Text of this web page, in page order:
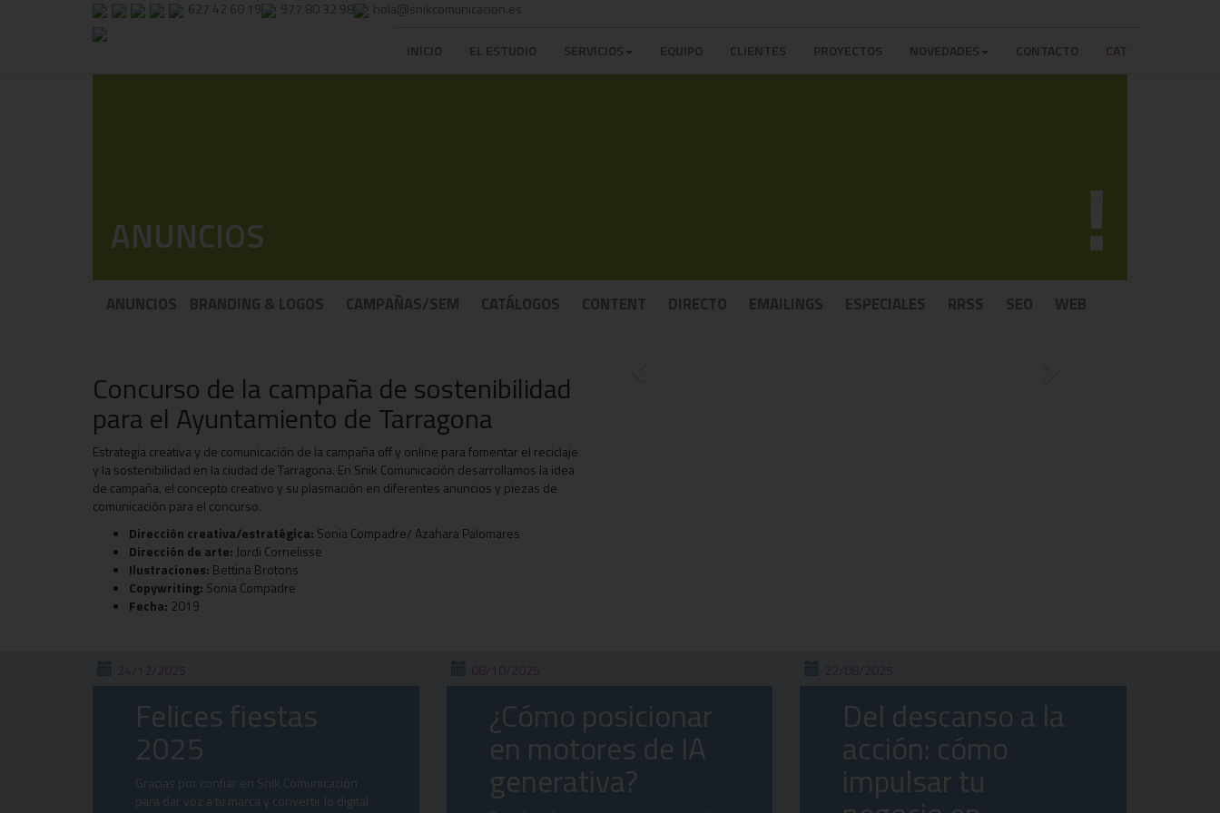
627 42 60 19 977 80 32 98 hola@snikcomunicacion.es
INICIO EL ESTUDIO SERVICIOS EQUIPO CLIENTES PROYECTOS NOVEDADES CONTACTO CAT
!
ANUNCIOS
ANUNCIOS BRANDING & LOGOS CAMPAÑAS/SEM CATÁLOGOS CONTENT DIRECTO EMAILINGS ESPECIALES RRSS SEO WEB
Concurso de la campaña de sostenibilidad
para el Ayuntamiento de Tarragona
Estrategia creativa y de comunicación de la campaña off y online para fomentar el reciclaje
y la sostenibilidad en la ciudad de Tarragona. En Snik Comunicación desarrollamos la idea
de campaña, el concepto creativo y su plasmación en diferentes anuncios y piezas de
comunicación para el concurso.
Dirección creativa/estratégica: Sonia Compadre/ Azahara Palomares
Dirección de arte: Jordi Cornelisse
Ilustraciones: Bettina Brotons
Copywriting: Sonia Compadre
Fecha: 2019
24/12/2025
Felices fiestas
2025
Gracias por confiar en Snik Comunicación
para dar voz a tu marca y convertir lo digital
08/10/2025
¿Cómo posicionar
en motores de IA
generativa?
22/08/2025
Del descanso a la
acción: cómo
impulsar tu